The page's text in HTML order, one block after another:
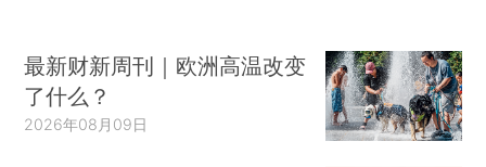
最新财新周刊｜欧洲高温改变
了什么？
2026年08月09日